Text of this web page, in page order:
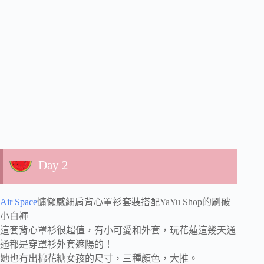
Day 2
Air Space慵懶感細肩背心罩衫套裝搭配YaYu Shop的刷破
小白褲
這套背心罩衫很超值，有小可愛和外套，玩花蓮這幾天通
通都是穿罩衫外套遮陽的！
她也有出棉花糖女孩的尺寸，三種顏色，大推。